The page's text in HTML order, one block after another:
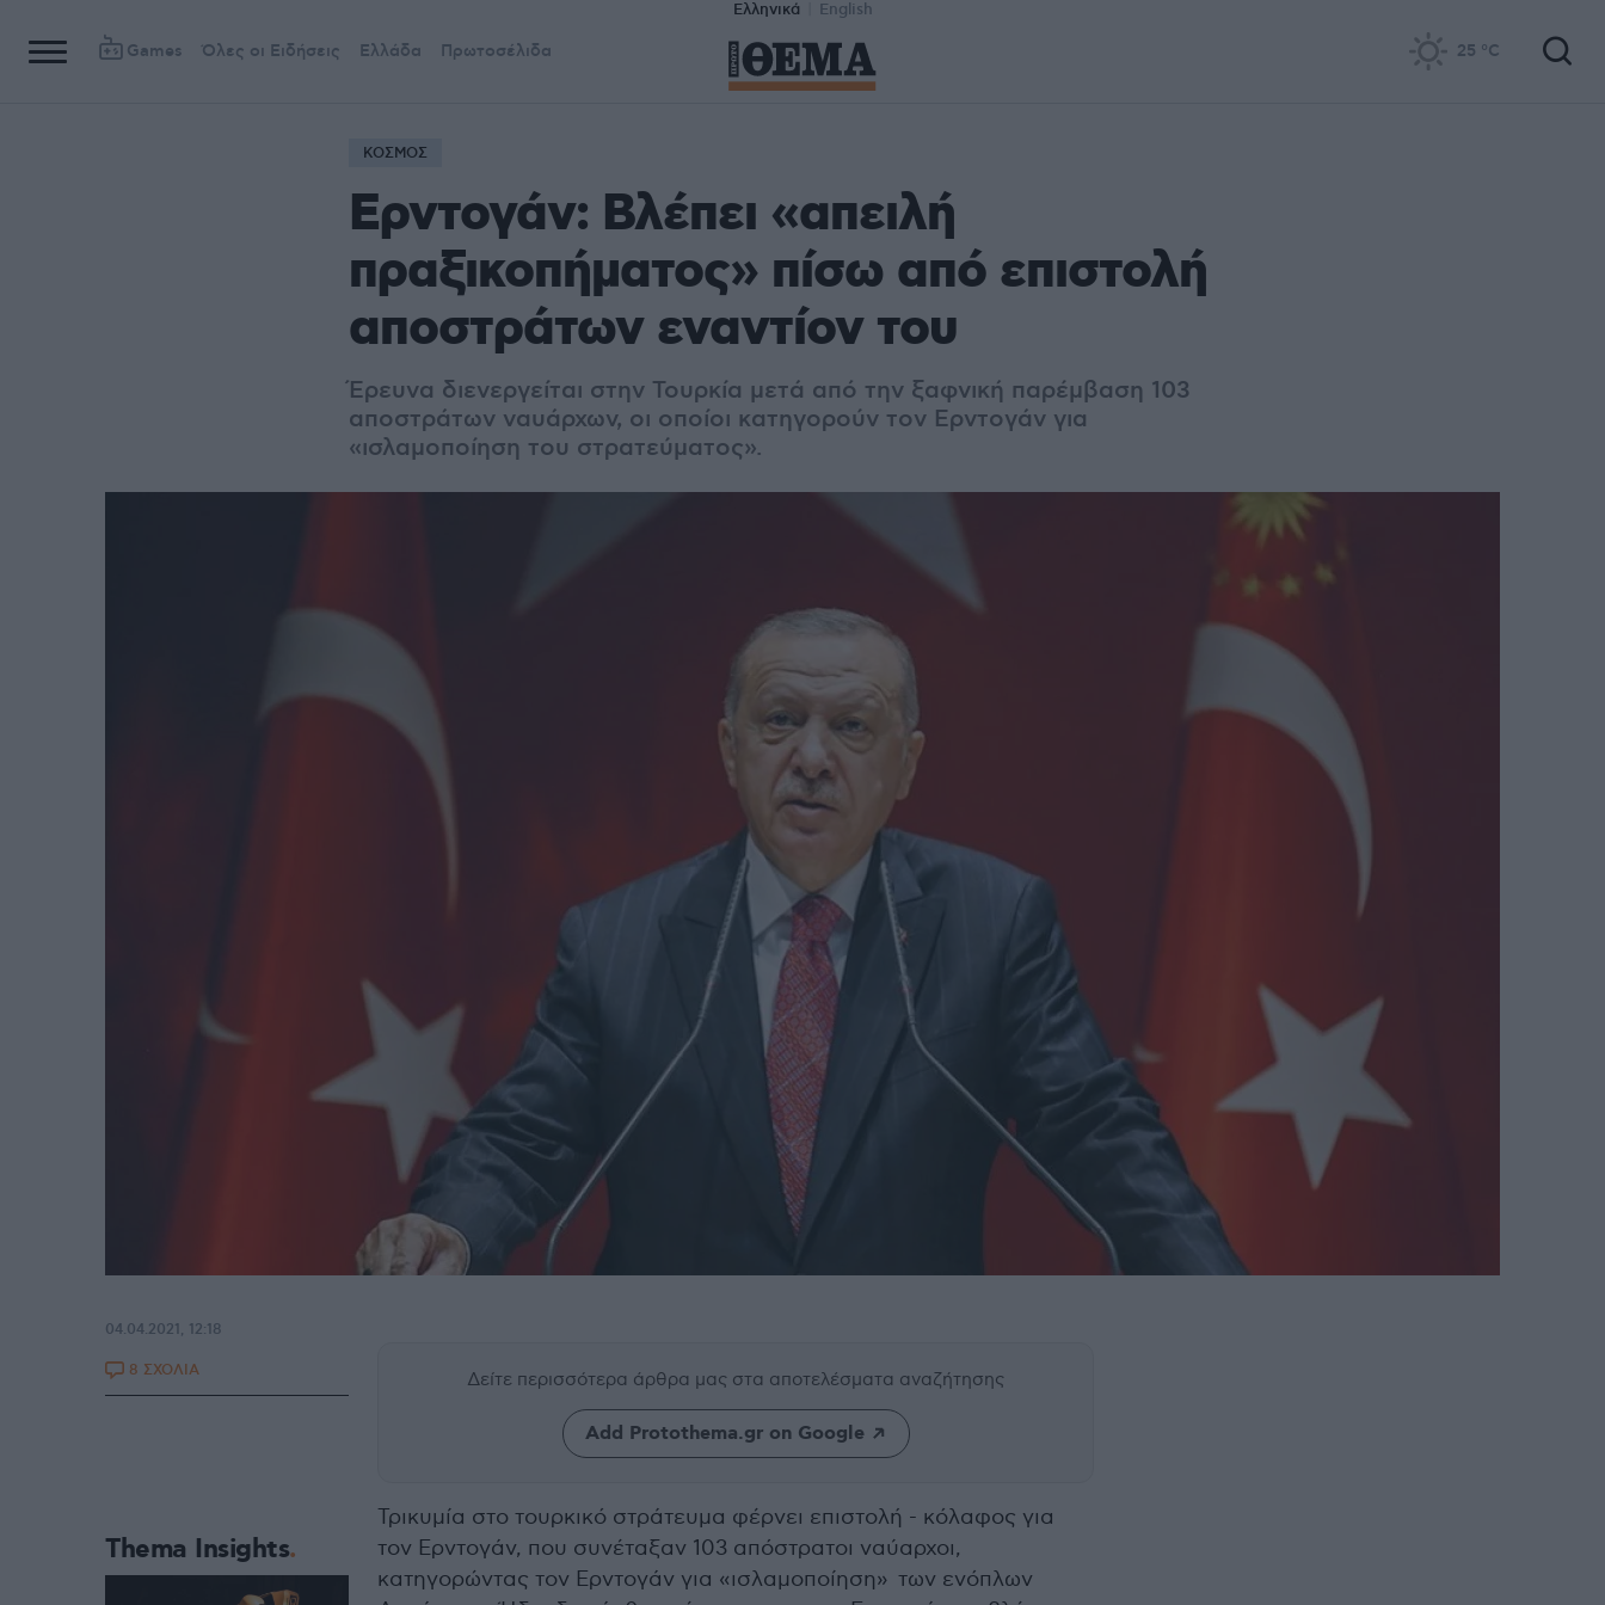
Ελληνικά English
Games Όλες οι Ειδήσεις Ελλάδα Πρωτοσέλιδα 25 °C
ΚΟΣΜΟΣ
Ερντογάν: Βλέπει «απειλή
πραξικοπήματος» πίσω από επιστολή
αποστράτων εναντίον του
Έρευνα διενεργείται στην Τουρκία μετά από την ξαφνική παρέμβαση 103
αποστράτων ναυάρχων, οι οποίοι κατηγορούν τον Ερντογάν για
«ισλαμοποίηση του στρατεύματος».
Δείτε περισσότερα άρθρα μας στα αποτελέσματα αναζήτησης
Add Protothema.gr on Google
Τρικυμία στο τουρκικό στράτευμα φέρνει επιστολή - κόλαφος για
τον Ερντογάν, που συνέταξαν 103 απόστρατοι ναύαρχοι,
κατηγορώντας τον Ερντογάν για «ισλαμοποίηση» των ενόπλων
04.04.2021, 12:18
8 ΣΧΟΛΙΑ
Thema Insights